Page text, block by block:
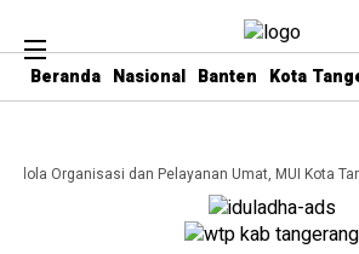
Beranda Nasional Banten Kota
Organisasi dan Pelayanan Umat, MUI Kota